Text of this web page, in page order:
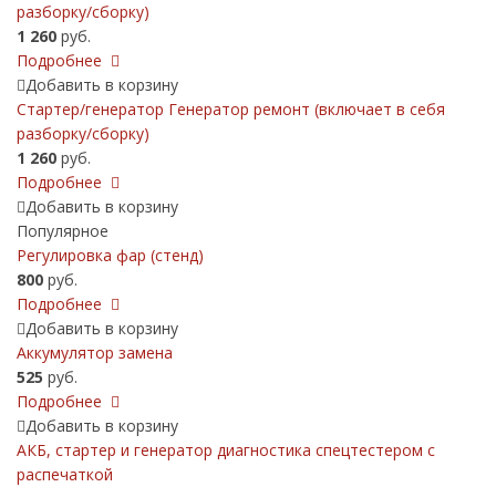
разборку/сборку)
1 260 руб.
Подробнее
Добавить в корзину
Стартер/генератор Генератор ремонт (включает в себя
разборку/сборку)
1 260 руб.
Подробнее
Добавить в корзину
Популярное
Регулировка фар (стенд)
800 руб.
Подробнее
Добавить в корзину
Аккумулятор замена
525 руб.
Подробнее
Добавить в корзину
АКБ, cтартер и генератор диагностика спецтестером с
распечаткой